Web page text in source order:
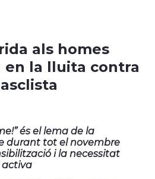
als homes
en la lluita contra
és el lema de la
durant tot el novembre
i la necessitat
activa